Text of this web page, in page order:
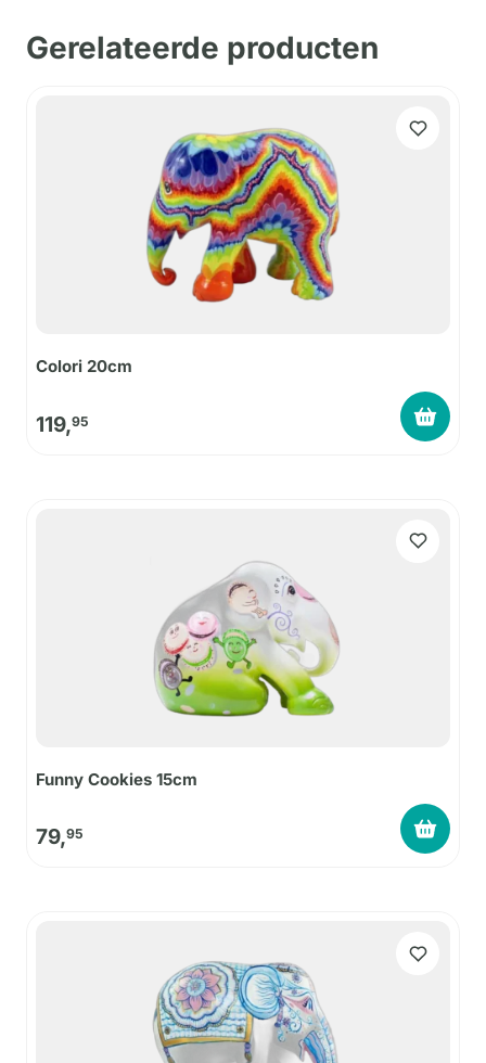
Gerelateerde producten
Colori 20cm
119,95
Funny Cookies 15cm
79,95